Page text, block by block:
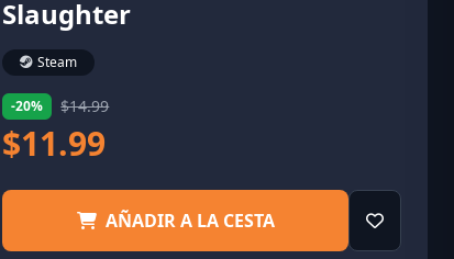
Slaughter
Steam
-20% $14.99
$11.99
AÑADIR A LA CESTA